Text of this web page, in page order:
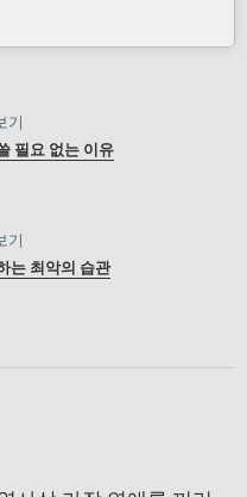
기
필요 없는 이유
기
는 최악의 습관